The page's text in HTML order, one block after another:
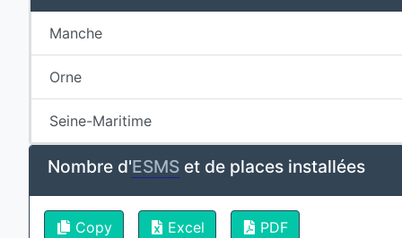
Manche
Orne
Seine-Maritime
Nombre d'ESMS et de places installées
Copy Excel PDF